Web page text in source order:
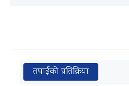
तपाईको प्रतिक्रिया